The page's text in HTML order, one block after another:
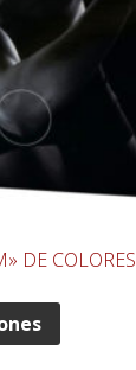
DE COLORES